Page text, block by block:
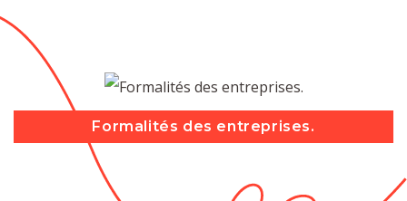
Formalités des entreprises.